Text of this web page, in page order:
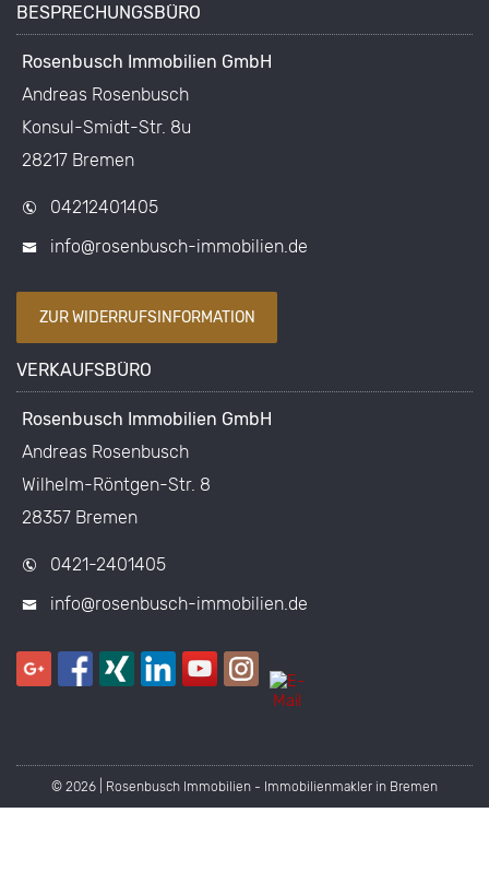
BESPRECHUNGSBÜRO
Rosenbusch Immobilien GmbH
Andreas Rosenbusch
Konsul-Smidt-Str. 8u
28217 Bremen
04212401405
info@rosenbusch-immobilien.de
ZUR WIDERRUFSINFORMATION
VERKAUFSBÜRO
Rosenbusch Immobilien GmbH
Andreas Rosenbusch
Wilhelm-Röntgen-Str. 8
28357 Bremen
0421-2401405
info@rosenbusch-immobilien.de
© 2026 | Rosenbusch Immobilien - Immobilienmakler in Bremen